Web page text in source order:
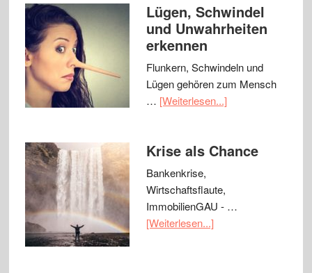
Lügen, Schwindel
und Unwahrheiten
erkennen
Flunkern, Schwindeln und
Lügen gehören zum Mensch
… [Weiterlesen...]
Krise als Chance
Bankenkrise,
Wirtschaftsflaute,
ImmobilienGAU - …
[Weiterlesen...]